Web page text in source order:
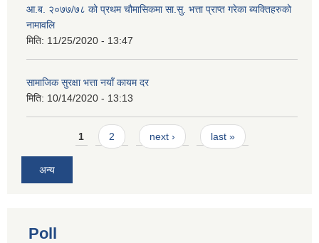
आ.ब. २०७७/७८ को प्रथम चौमासिकमा सा.सु. भत्ता प्राप्त गरेका ब्यक्तिहरुको
नामावलि
मिति: 11/25/2020 - 13:47
सामाजिक सुरक्षा भत्ता नयाँ कायम दर
मिति: 10/14/2020 - 13:13
Pages1 2 next › last »
अन्य
Poll